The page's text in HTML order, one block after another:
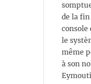
de la
console
le
même
à son